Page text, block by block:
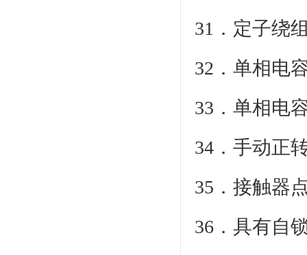
31．定子绕
32．单相电
33．单相电
34．手动正
35．接触器
36．具有自